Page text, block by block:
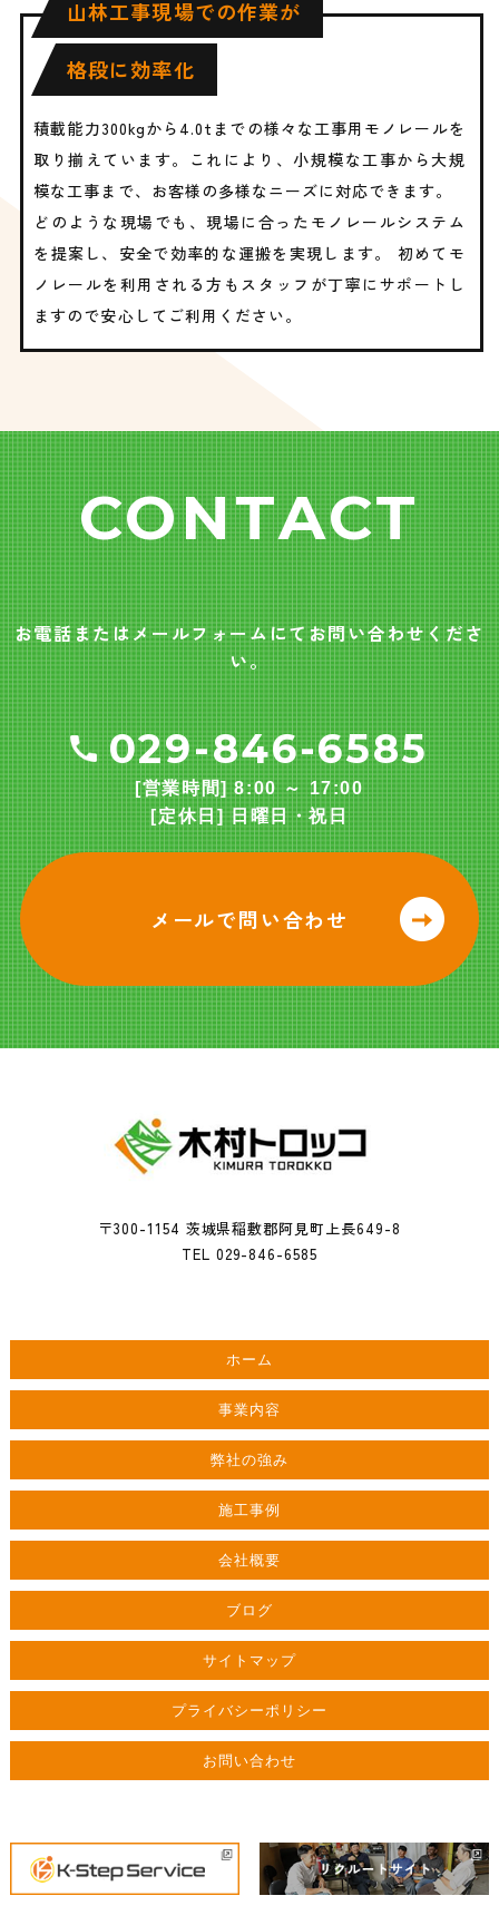
山林工事現場での作業が
格段に効率化
積載能力300kgから4.0tまでの様々な工事用モノレールを
取り揃えています。これにより、小規模な工事から大規
模な工事まで、お客様の多様なニーズに対応できます。
どのような現場でも、現場に合ったモノレールシステム
を提案し、安全で効率的な運搬を実現します。 初めてモ
ノレールを利用される方もスタッフが丁寧にサポートし
ますので安心してご利用ください。
CONTACT
お電話またはメールフォームにてお問い合わせくださ
い。
029-846-6585
[営業時間] 8:00 ～ 17:00
[定休日] 日曜日・祝日
メールで問い合わせ
〒300-1154 茨城県稲敷郡阿見町上長649-8
TEL 029-846-6585
ホーム
事業内容
弊社の強み
施工事例
会社概要
ブログ
サイトマップ
プライバシーポリシー
お問い合わせ